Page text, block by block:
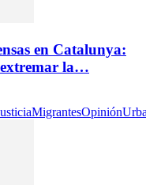
en Catalunya:
la…
MigrantesOpinión